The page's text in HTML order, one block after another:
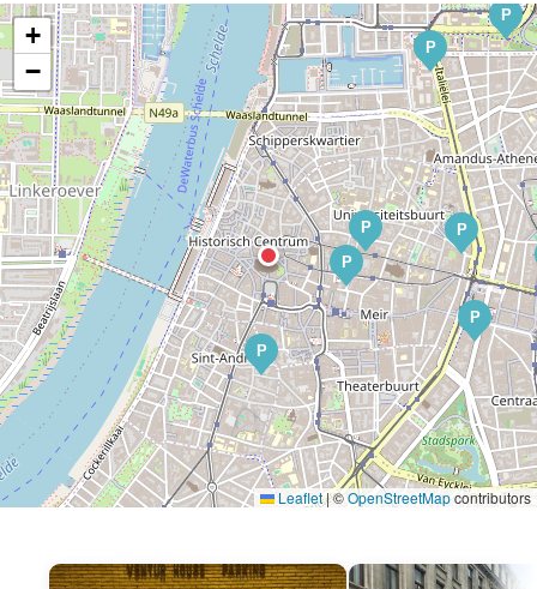
P
P
P
P
P
P
P
+
−
Leaflet|©OpenStreetMapcontributors